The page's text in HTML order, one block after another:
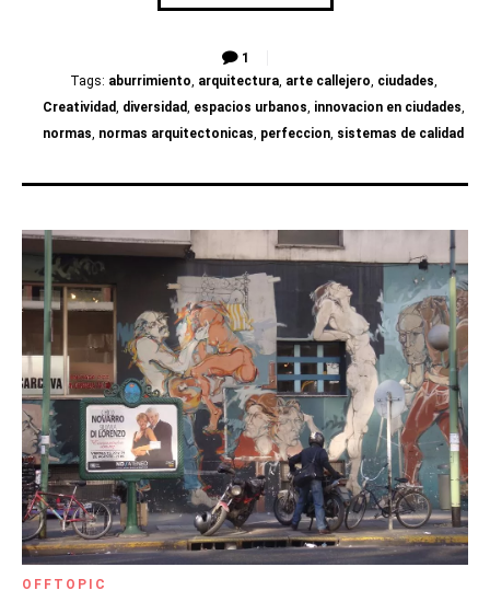
1
Tags: aburrimiento, arquitectura, arte callejero, ciudades,
Creatividad, diversidad, espacios urbanos, innovacion en ciudades,
normas, normas arquitectonicas, perfeccion, sistemas de calidad
OFFTOPIC